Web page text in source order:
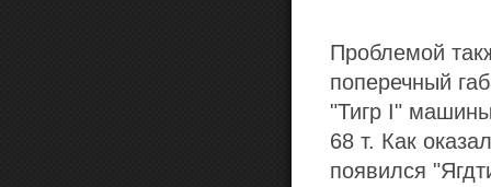
Проблемой
поперечный
"Тигр I"
68 т. Как
появился